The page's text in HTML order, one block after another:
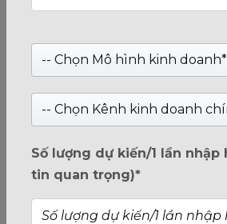
trên3,600,000 ₫
gaming, thiết kế, đồ họa. (Intel B760,
mATX). BH 36 tháng
HOTLINE:
-- Chọn Mô hình kinh
-- Chọn Kênh kinh doanh
Số lượng dự kiến/1 lần nhập
tin quan trọng)*